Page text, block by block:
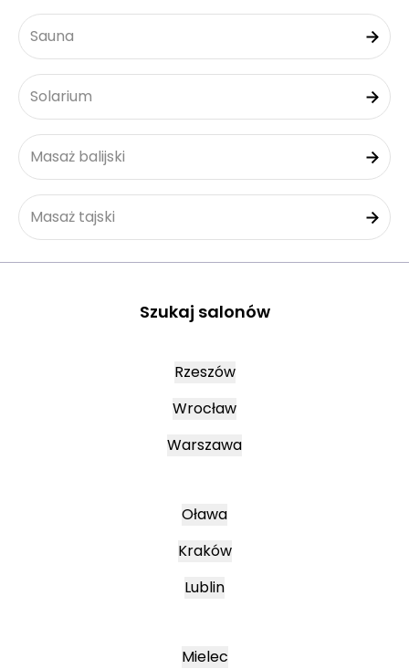
Sauna
Solarium
Masaż balijski
Masaż tajski
Szukaj salonów
Rzeszów
Wrocław
Warszawa
Oława
Kraków
Lublin
Mielec